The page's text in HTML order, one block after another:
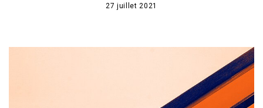
27 juillet 2021